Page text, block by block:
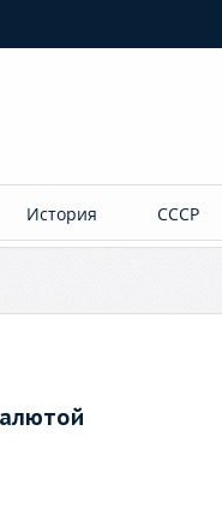
История СССР